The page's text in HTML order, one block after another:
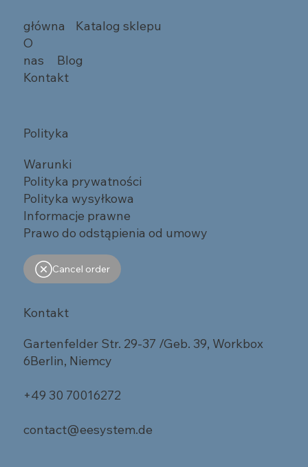
główna
Katalog sklepu
O
nas
Blog
Kontakt
Polityka
Warunki
Polityka prywatności
Polityka wysyłkowa
Informacje prawne
Prawo do odstąpienia od umowy
Cancel order
Kontakt
Gartenfelder Str. 29-37 /Geb. 39, Workbox
6Berlin, Niemcy
+49 30 70016272
contact@eesystem.de